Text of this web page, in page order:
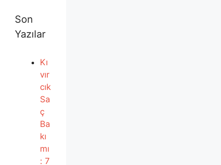
Son
Yazılar
Kı
vır
cık
Sa
ç
Ba
kı
mı
: 7